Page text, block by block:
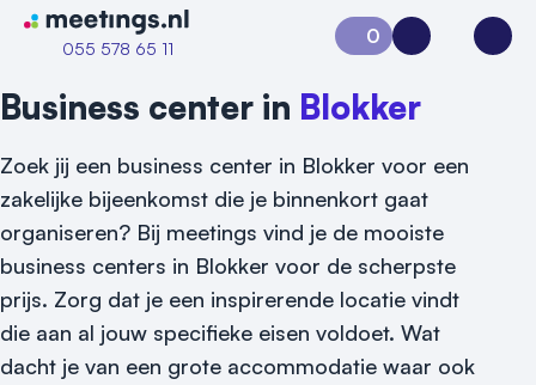
Naar home van Meetings
055 578 65 11
Vraag locatie aan
0
Aanvraag 0Inloggen
Business center in Blokker
Zoek jij een business center in Blokker voor een
zakelijke bijeenkomst die je binnenkort gaat
organiseren? Bij meetings vind je de mooiste
business centers in Blokker voor de scherpste
prijs. Zorg dat je een inspirerende locatie vindt
die aan al jouw specifieke eisen voldoet. Wat
dacht je van een grote accommodatie waar ook